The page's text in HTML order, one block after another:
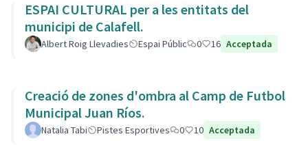
ESPAI CULTURAL per a les entitats del
municipi de Calafell.
Albert Roig Llevadies Espai Públic 0 16 Acceptada
Creació de zones d'ombra al Camp de Futbol
Municipal Juan Ríos.
Natalia Tabi Pistes Esportives 0 10 Acceptada